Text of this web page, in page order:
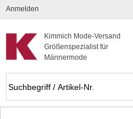
Kompletten Head der Seite überspringen
Kimmich Mode-Versand
Größenspezialist für
Männermode
Anmelden